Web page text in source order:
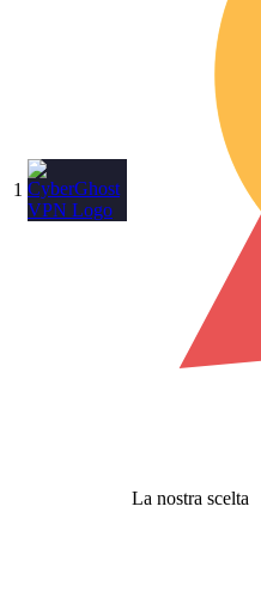
1
La nostra scelta